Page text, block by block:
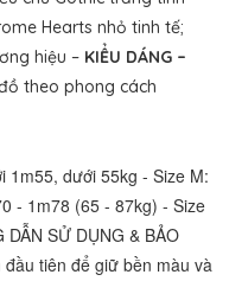
Hearts nhỏ tinh tế;
hiệu – KIỂU DÁNG –
theo phong cách
1m55, dưới 55kg - Size M:
- 1m78 (65 - 87kg) - Size
SỬ DỤNG & BẢO
tiên để giữ bền màu và